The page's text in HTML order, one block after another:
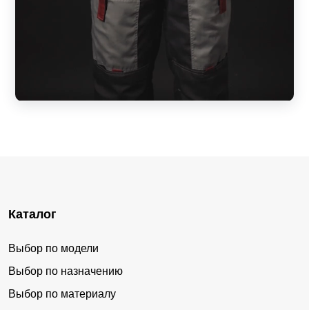
Каталог
Выбор по модели
Выбор по назначению
Выбор по материалу